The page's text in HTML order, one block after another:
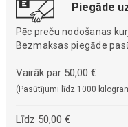
Piegāde
Pēc preču nodošanas
Bezmaksas piegāde
Vairāk par 50,00 €
(Pasūtījumi līdz 1000
Līdz 50,00 €